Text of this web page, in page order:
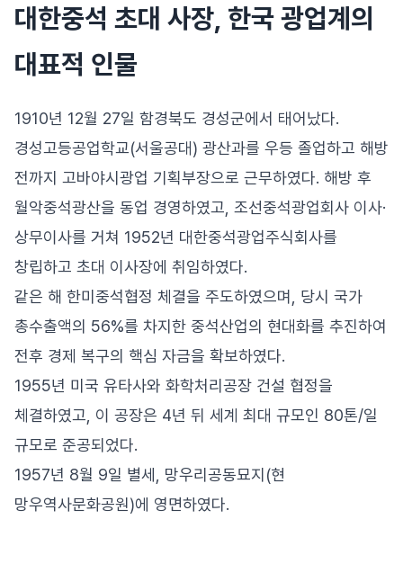
대한중석 초대 사장, 한국 광업계의
대표적 인물
1910년 12월 27일 함경북도 경성군에서 태어났다.
경성고등공업학교(서울공대) 광산과를 우등 졸업하고 해방
전까지 고바야시광업 기획부장으로 근무하였다. 해방 후
월악중석광산을 동업 경영하였고, 조선중석광업회사 이사·
상무이사를 거쳐 1952년 대한중석광업주식회사를
창립하고 초대 이사장에 취임하였다.
같은 해 한미중석협정 체결을 주도하였으며, 당시 국가
총수출액의 56%를 차지한 중석산업의 현대화를 추진하여
전후 경제 복구의 핵심 자금을 확보하였다.
1955년 미국 유타사와 화학처리공장 건설 협정을
체결하였고, 이 공장은 4년 뒤 세계 최대 규모인 80톤/일
규모로 준공되었다.
1957년 8월 9일 별세, 망우리공동묘지(현
망우역사문화공원)에 영면하였다.